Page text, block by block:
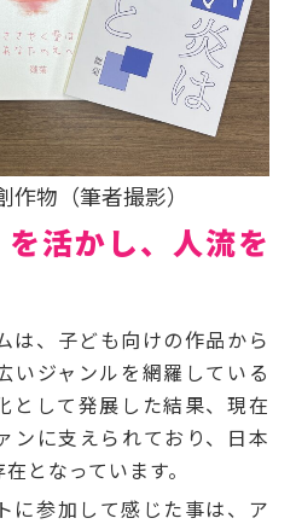
物（筆者撮影）
を活かし、人流を
、子ども向けの作品から
いジャンルを網羅している
として発展した結果、現在
ンに支えられており、日本
となっています。
に参加して感じた事は、ア